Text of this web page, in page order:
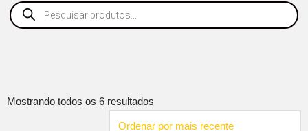
Mostrando todos os 6 resultados